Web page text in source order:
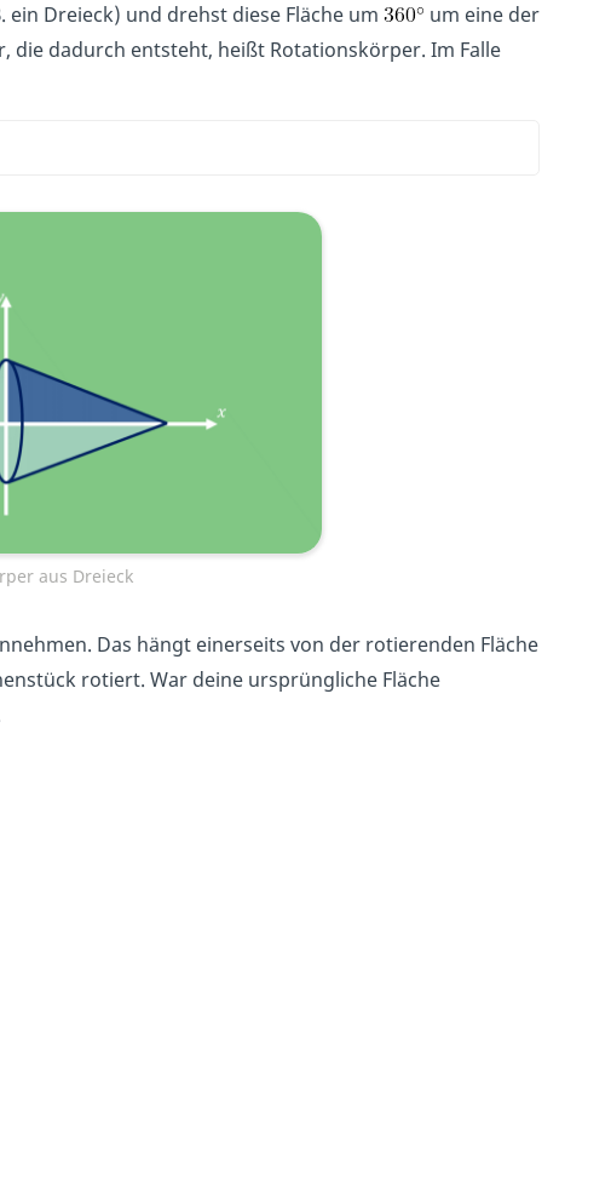
ein Dreieck) und drehst diese Fläche um
um eine der
die dadurch entsteht, heißt Rotationskörper. Im Falle
aus Dreieck
Das hängt einerseits von der rotierenden Fläche
rotiert. War deine ursprüngliche Fläche